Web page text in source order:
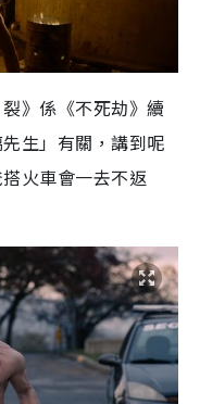
》係《不死劫》續
生」有關，講到呢
火車會一去不返